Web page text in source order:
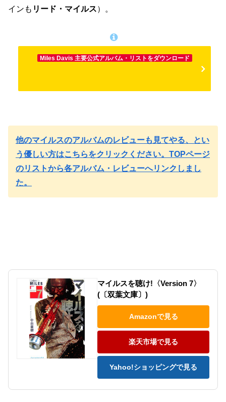
インも リード・マイルス）。
Miles Davis 主要公式アルバム・リストをダウンロード
他のマイルスのアルバムのレビューも見てやる、とい
う優しい方はこちらをクリックください。TOPページ
のリストから各アルバム・レビューへリンクしまし
た。
マイルスを聴け!〈Version 7〉
(〔双葉文庫〕)
Amazonで見る
楽天市場で見る
Yahoo!ショッピングで見る